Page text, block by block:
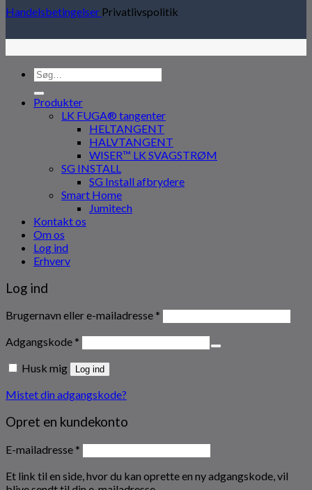
Handelsbetingelser Privatlivspolitik
Søg
efter:
Produkter
LK FUGA® tangenter
HELTANGENT
HALVTANGENT
WISER™ LK SVAGSTRØM
SG INSTALL
SG Install afbrydere
Smart Home
Jumitech
Kontakt os
Om os
Log ind
Erhverv
Log ind
Brugernavn eller e-mailadresse *
Adgangskode *
Husk mig Log ind
Mistet din adgangskode?
Opret en kundekonto
E-mailadresse * Påkrævet
Et link til en side, hvor du kan oprette en ny adgangskode, vil